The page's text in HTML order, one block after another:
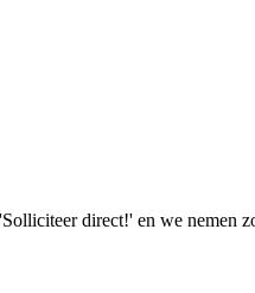
direct!' en we nemen